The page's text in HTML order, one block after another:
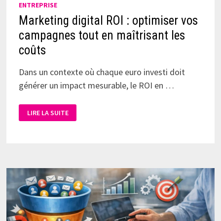
ENTREPRISE
Marketing digital ROI : optimiser vos
campagnes tout en maîtrisant les
coûts
Dans un contexte où chaque euro investi doit
générer un impact mesurable, le ROI en …
LIRE LA SUITE